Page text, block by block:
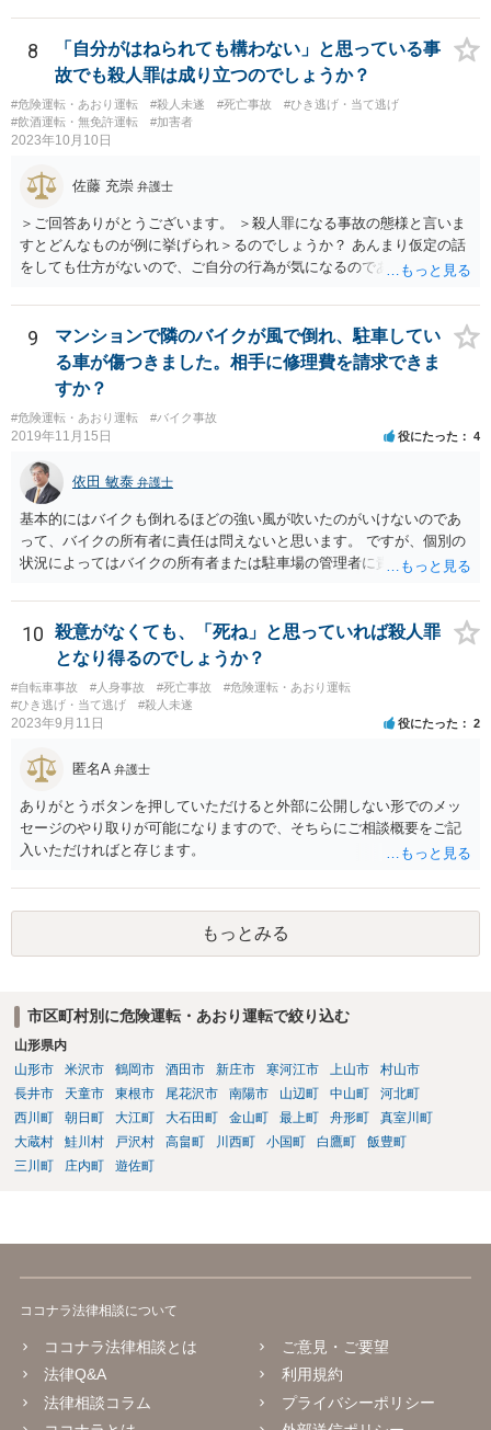
ではありません。 保険会社の見解が捜査機関側から見ても妥当なので
あれば、保険会社側が支払をしていない状況でも不起訴となることは
あり得ます •ただし、保険会社側の認識は、必ずしも捜査機関側の捜査
結果に基づく認識と一致しないことがあり得ます。検察側が不起訴判
断をする上で示談成立や被害賠償を重視しているようであれば、捜査
機関側の意向を伝える等して、保険会社に再考を求める必要が出てく
では、あなたの方に重過失があると考えていたことになるため、検察
段階でも同様の認識なのかは注意を払っておく必要があるかと思いま
す。 •あなたとしては、保険会社側の調査結果や認識の根拠資料の提供
を保険会社側に求める等して、検察側にしっかりと説明できるように
しておきたいところです。場合によっては、あなた側の見解を適切に
ます（これらのことを自分で行うことが難しい場合には、お住まいの
地域等の弁護士に依頼し、弁護活動を行ってもらうことも考えられま
す）。 •あなだが加入している保険会社に弁護士費用特約が付いている
か確認しておきましょう。 •仮に刑事事件で不起訴になったとしても、
保険会社があくまで過失ゼロを主張し、何らの賠償もなされない場
合、今回の事故の相手からあなたに対し、民事で損害賠償請求訴訟の
提起がなされる可能性があります。そのときには、民事事件の対応を
弁護士に相談•依頼する必要が出てくるかもしれません。 •いずれにし
ても、この掲示板の守備範囲を超えているご相談と思われますので、
ご心配であれば、お住まいの地域等の弁護士に直接アポをとり、相談
なさってみることをご検討下さい。
8
「自分がはねられても構わない」と思っている事
故でも殺人罪は成り立つのでしょうか？
#危険運転・あおり運転 #殺人未遂 #死亡事故
#ひき逃げ・当て逃げ
#飲酒運転・無免許運転
#加害者
2023年10月10日
佐藤 充崇 弁護士
＞ご回答ありがとうございます。 ＞殺人罪になる事故の態様と言いま
すとどんなものが例に挙げられ＞るのでしょうか？ あんまり仮定の話
をしても仕方がないので、ご自分の行為が気になるのであれば、何を
か、直接弁護士に相談に行くかしたほうがいいと思います。 殺人罪に
なりうる事故の態様だと、自転車が改造自転車か何かで時速１００キ
ロや１５０キロくらい出していれば殺人罪の実行行為性は認められる
と思いますので、殺人罪が成立しえますが・・・ 思いつく限りの例を
全て挙げるのは不可能ではあります。 ＞私は決して人を殺そうと思っ
て危険な運転をしたわけではありま＞せん。 殺人罪の故意は、「自分
の危険な運転で誰か人が死んでも構わない」くらいで成立します。そ
して自分でそう思っていなくても、客観的に人が死んでもおかしくな
い危険行為を、危険だと知っていてやると故意は認められてしまう可
能性が高いです。人を殺そうという意欲までは不要です。
9
マンションで隣のバイクが風で倒れ、駐車してい
る車が傷つきました。相手に修理費を請求できま
すか？
#危険運転・あおり運転 #バイク事故
2019年11月15日 役にたった 4
依田 敏泰 弁護士
基本的にはバイクも倒れるほどの強い風が吹いたのがいけないのであ
って、バイクの所有者に責任は問えないと思います。 ですが、個別の
状況によってはバイクの所有者または駐車場の管理者に責任を問うこ
来、バイクを止めるべき場所に止められていなかった場合です。バイ
クが風にあおられて車に倒れ込んでくるようであれば、車とバイクの
止まっていた位置はあまり離れていなかったと思われ、車に乗り降り
するためにも支障がある程度にしか離れていなかったものと思われま
す。そもそもそのような車の乗り降りに支障が生ずるような位置にバ
イクが止めるべき場所になっていたのでしょうか。バイクを止めるべ
責任を問える余地があると思います。 また、バイクが止まっていた場
所は指定された場所であり、バイクが止められていたことに問題がな
いのだとしたらバイクの所有者に責任は問えませんが、駐車場の配
置、レイアウトを設計した者に責任があるともいえ、このような接触
を引き起こしかねない状況の配置のままに放置をしていた駐車場管理
いうことです。
10
殺意がなくても、「死ね」と思っていれば殺人罪
となり得るのでしょうか？
#自転車事故 #人身事故 #死亡事故
#危険運転・あおり運転
#ひき逃げ・当て逃げ
#殺人未遂
2023年9月11日 役にたった 2
匿名A 弁護士
ありがとうボタンを押していただけると外部に公開しない形でのメッ
セージのやり取りが可能になりますので、そちらにご相談概要をご記
入いただければと存じます。
もっとみる
市区町村別に危険運転・あおり運転で絞り込む
山形県内
山形市
米沢市 鶴岡市 酒田市 新庄市 寒河江市 上山市
村山市
長井市
天童市 東根市 尾花沢市 南陽市 山辺町 中山町
河北町
西川町
朝日町 大江町 大石田町 金山町 最上町 舟形町
真室川町
大蔵村
鮭川村 戸沢村 高畠町 川西町 小国町 白鷹町
飯豊町
三川町
庄内町 遊佐町
ココナラ法律相談について
ココナラ法律相談とは
法律Q&A
法律相談コラム
ご意見・ご要望
利用規約
プライバシーポリシー